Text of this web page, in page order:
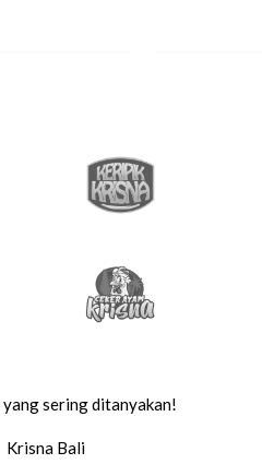
sering ditanyakan!
Krisna Bali